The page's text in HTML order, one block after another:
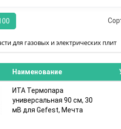
для газовых и электрических плит
Наименование
ИТА Термопара
универсальная 90 см, 30
мВ для Gefest, Мечта